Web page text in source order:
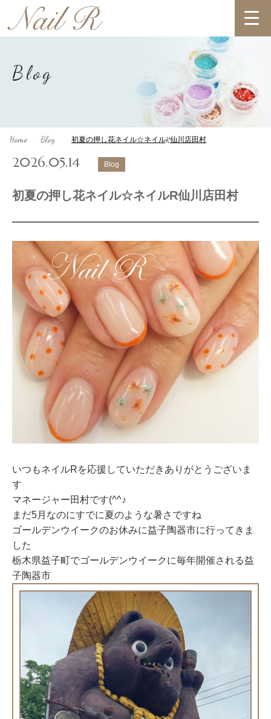
Blog
Home > Blog > 初夏の押し花ネイル☆ネイルR仙川店田村
2026.05.14 Blog
初夏の押し花ネイル☆ネイルR仙川店田村
いつもネイルRを応援していただきありがとうございま
す
マネージャー田村です(^^♪
まだ5月なのにすでに夏のような暑さですね
ゴールデンウイークのお休みに益子陶器市に行ってきま
した
栃木県益子町でゴールデンウイークに毎年開催される益
子陶器市